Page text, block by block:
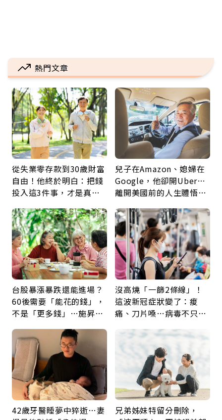
熱門文章
從失業零存款到30歲財富
自由！他終於明白：把錢
投入這3件事，才是真正
兒子在Amazon、媳婦在
Google，他卻開Uber…
離開美國前的人生體悟：
台股暴漲暴跌還能進場？
60後需要「能花的錢」，
不是「更多錢」…施昇
票
沒高燒「一篩2條線」！
這波新冠症狀變了：痠
痛、刀片嗓…病毒不只攻
管發炎
42歲牙醫睡夢中猝逝…妻
兄弟姊妹特留分刪除，